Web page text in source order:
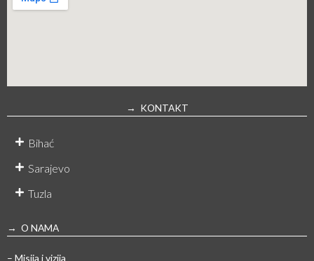
→ KONTAKT
Bihać
Sarajevo
Tuzla
→ O NAMA
– Misija i vizija